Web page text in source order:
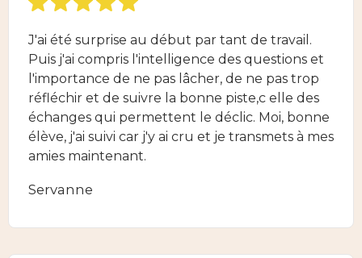
J'ai été surprise au début par tant de travail.
Puis j'ai compris l'intelligence des questions et
l'importance de ne pas lâcher, de ne pas trop
réfléchir et de suivre la bonne piste,c elle des
échanges qui permettent le déclic. Moi, bonne
élève, j'ai suivi car j'y ai cru et je transmets à mes
amies maintenant.
Servanne